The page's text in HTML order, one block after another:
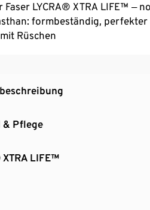
Faser LYCRA® XTRA LIFE™ ‒
formbeständig,
Rüschen
& Pflege
XTRA LIFE™